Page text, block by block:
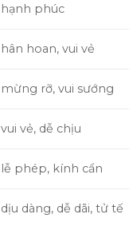
hạnh phúc
hân hoan, vui vẻ
mừng rỡ, vui sướng
vui vẻ, dễ chịu
lễ phép, kính cẩn
dịu dàng, dễ dãi, tử tế